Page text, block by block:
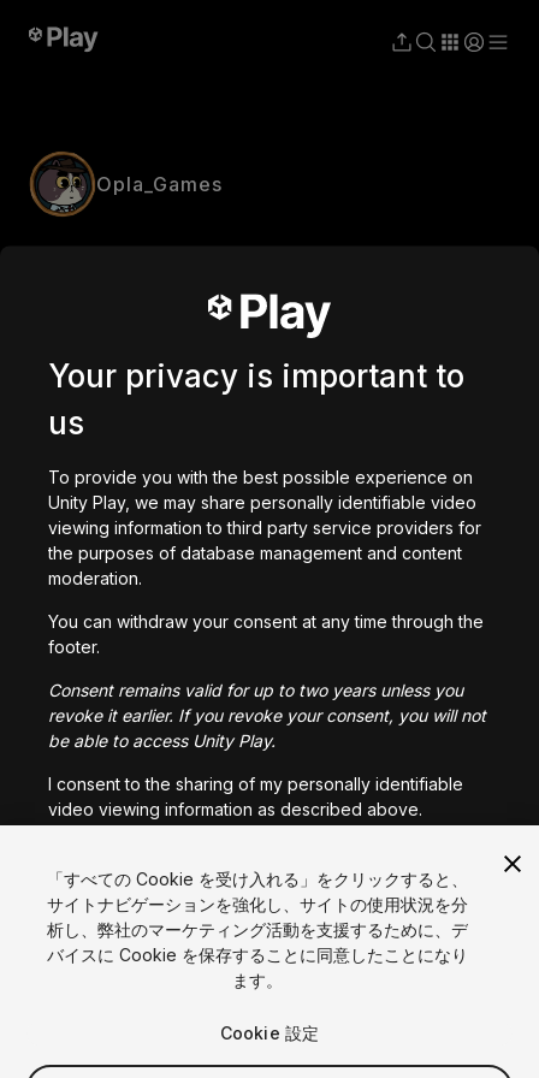
Opla_Games
言語
Bahasa Indonesia
Русский Español
「すべての Cookie を受け入れる」をクリックすると、
サイトナビゲーションを強化し、サイトの使用状況を分
析し、弊社のマーケティング活動を支援するために、デ
バイスに Cookie を保存することに同意したことになり
ます。
Cookie 設定
Your privacy is important to
us
To provide you with the best possible experience on
Unity Play, we may share personally identifiable video
viewing information to third party service providers for
the purposes of database management and content
moderation.
You can withdraw your consent at any time through the
footer.
Consent remains valid for up to two years unless you
revoke it earlier. If you revoke your consent, you will not
be able to access Unity Play.
I consent to the sharing of my personally identifiable
video viewing information as described above.
I CONSENT